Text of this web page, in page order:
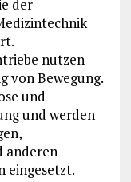
der
nutzen
von Bewegung.
und
und werden
anderen
eingesetzt.